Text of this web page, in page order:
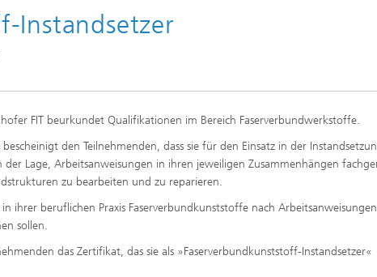
Instandsetzer
FIT beurkundet Qualifikationen im Bereich Faserverbundwerkstoffe.
den Teilnehmenden, dass sie für den Einsatz in der
Lage, Arbeitsanweisungen in ihren jeweiligen Zusammenhängen
zu bearbeiten und zu reparieren.
ihrer beruflichen Praxis Faserverbundkunststoffe nach Arbeitsanweisungen
sollen.
das Zertifikat, das sie als »Faserverbundkunststoff-Instandsetzer«